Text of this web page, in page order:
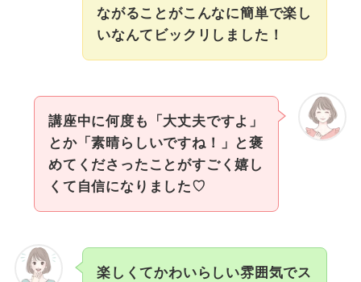
ながることがこんなに簡単で楽し
いなんてビックリしました！
講座中に何度も「大丈夫ですよ」
とか「素晴らしいですね！」と褒
めてくださったことがすごく嬉し
くて自信になりました♡
楽しくてかわいらしい雰囲気でス